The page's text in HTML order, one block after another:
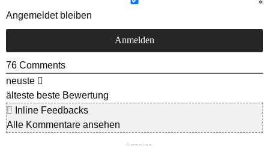
Angemeldet bleiben
76 Comments
neuste
älteste beste Bewertung
Inline Feedbacks
Alle Kommentare ansehen